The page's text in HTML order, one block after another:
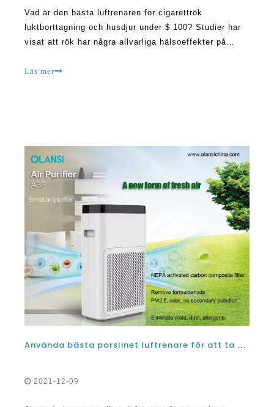
människor. Dessa kan vara lungsjukdomar, stroke,
lungsjukdom och cancer. Om du är rökare finns det en
mycket hög chans att du kan lida en
Läs mer
Använda bästa porslinet luftrenare för att ta bort passiv rökning och cigarettrök
passiv rökning och cigarett smokeSmoking har aldrig